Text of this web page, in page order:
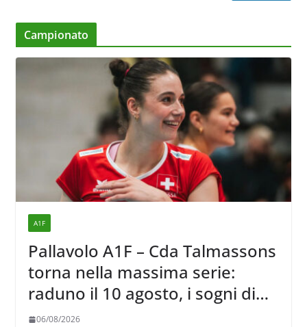
Campionato
A1F
Pallavolo A1F – Cda Talmassons
torna nella massima serie:
raduno il 10 agosto, i sogni di
salvezza di Julie Lengweiler,
06/08/2026